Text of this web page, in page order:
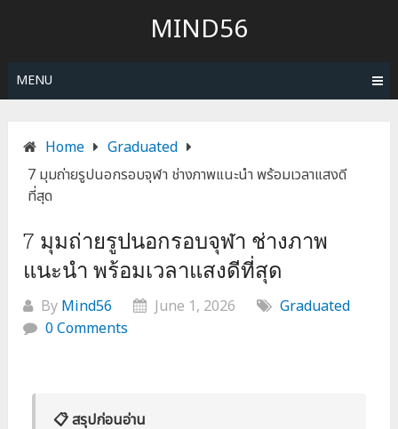
MIND56
MENU
Home
Graduated
7 มุมถ่ายรูปนอกรอบจุฬา ช่างภาพแนะนำ พร้อมเวลาแสงดี
ที่สุด
7 มุมถ่ายรูปนอกรอบจุฬา ช่างภาพ
แนะนำ พร้อมเวลาแสงดีที่สุด
By Mind56 June 1, 2026
Graduated
0 Comments
📋 สรุปก่อนอ่าน